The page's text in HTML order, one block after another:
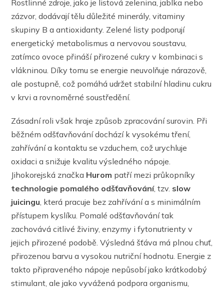
Rostlinné zdroje, jako je listová zelenina, jablka nebo
zázvor, dodávají tělu důležité minerály, vitaminy
skupiny B a antioxidanty. Zelené listy podporují
energetický metabolismus a nervovou soustavu,
zatímco ovoce přináší přirozené cukry v kombinaci s
vlákninou. Díky tomu se energie neuvolňuje nárazově,
ale postupně, což pomáhá udržet stabilní hladinu cukru
v krvi a rovnoměrné soustředění.
Zásadní roli však hraje způsob zpracování surovin. Při
běžném odšťavňování dochází k vysokému tření,
zahřívání a kontaktu se vzduchem, což urychluje
oxidaci a snižuje kvalitu výsledného nápoje.
Jihokorejská značka Hurom patří mezi průkopníky
technologie pomalého odšťavňování, tzv. slow
juicingu , která pracuje bez zahřívání a s minimálním
přístupem kyslíku. Pomalé odšťavňování tak
zachovává citlivé živiny, enzymy i fytonutrienty v
jejich přirozené podobě. Výsledná šťáva má plnou chuť,
přirozenou barvu a vysokou nutriční hodnotu. Energie z
takto připraveného nápoje nepůsobí jako krátkodobý
stimulant, ale jako vyvážená podpora organismu,